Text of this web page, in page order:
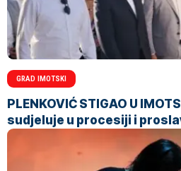
GRAD IMOTSKI
PLENKOVIĆ STIGAO U
sudjeluje u procesiji i